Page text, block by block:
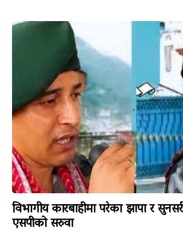
विभागीय कारबाहीमा परेका झापा र
एसपीको सरुवा